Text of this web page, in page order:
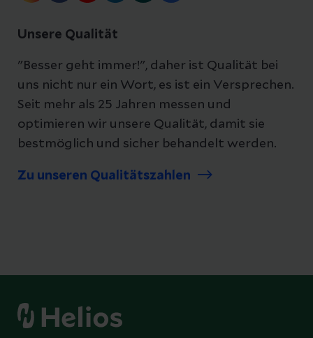
Unsere Qualität
"Besser geht immer!", daher ist Qualität bei
uns nicht nur ein Wort, es ist ein Versprechen.
Seit mehr als 25 Jahren messen und
optimieren wir unsere Qualität, damit sie
bestmöglich und sicher behandelt werden.
Zu unseren Qualitätszahlen